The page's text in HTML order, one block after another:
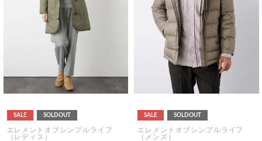
SALE SOLDOUT
エレメントオブシンプルライフ
（レディス）
SALE SOLDOUT
エレメントオブシンプルライフ
（メンズ）